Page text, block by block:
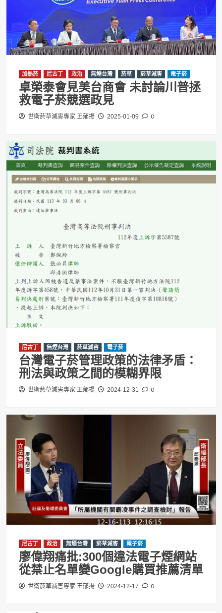
加熱菸 尼古丁 政治 無煙台灣 菸草 菸草減害 電子菸
卓榮泰會見美台商會 未討論川普拯
救電子菸競選政見
世衛菸草減害專家 王郁揚 2025-01-09 0
尼古丁 無煙台灣 菸草減害 電子菸
台灣電子菸管理政策的法律矛盾：
刑法與政策之間的模糊界限
世衛菸草減害專家 王郁揚 2024-12-31 0
尼古丁 政治 無煙台灣 菸草減害 電子菸
廖偉翔痛批:300個違法電子煙網站
從禁止名單變Google購買推薦清單
世衛菸草減害專家 王郁揚 2024-12-17 0